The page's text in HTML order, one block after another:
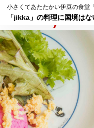
小さくてあたたかい伊豆の食堂
「jikka」の料理に国境はな